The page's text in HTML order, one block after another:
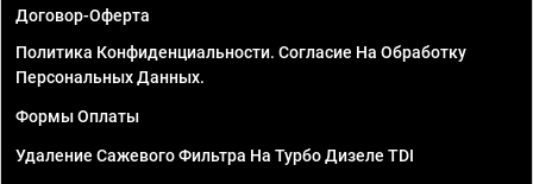
Договор-Оферта
Политика Конфиденциальности. Согласие На Обработку
Персональных Данных.
Формы Оплаты
Удаление Сажевого Фильтра На Турбо Дизеле TDI